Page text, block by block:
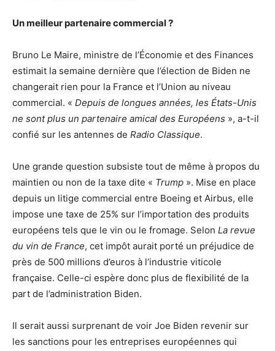
Un meilleur partenaire commercial ?
Bruno Le Maire, ministre de l’Économie et des Finances
estimait la semaine dernière que l’élection de Biden ne
changerait rien pour la France et l’Union au niveau
commercial. « Depuis de longues années, les États-Unis
ne sont plus un partenaire amical des Européens », a-t-il
confié sur les antennes de Radio Classique.
Une grande question subsiste tout de même à propos du
maintien ou non de la taxe dite « Trump ». Mise en place
depuis un litige commercial entre Boeing et Airbus, elle
impose une taxe de 25% sur l’importation des produits
européens tels que le vin ou le fromage. Selon La revue
du vin de France, cet impôt aurait porté un préjudice de
près de 500 millions d’euros à l’industrie viticole
française. Celle-ci espère donc plus de flexibilité de la
part de l’administration Biden.
Il serait aussi surprenant de voir Joe Biden revenir sur
les sanctions pour les entreprises européennes qui